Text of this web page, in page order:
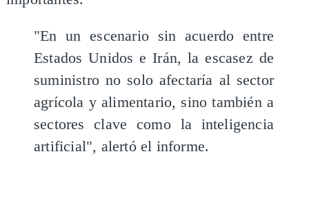
"En un escenario sin acuerdo entre
Estados Unidos e Irán, la escasez de
suministro no solo afectaría al sector
agrícola y alimentario, sino también a
sectores clave como la inteligencia
artificial", alertó el informe.